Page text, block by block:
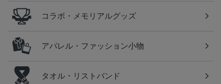
コラボ・メモリアルグッズ
アパレル・ファッション小物
タオル・リストバンド